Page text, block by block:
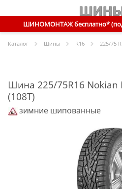
ШИНОМОНТАЖ бесплатно*
Каталог Шины R16 225/75
Шина 225/75R16 Nokian
(108T)
зимние шипованные